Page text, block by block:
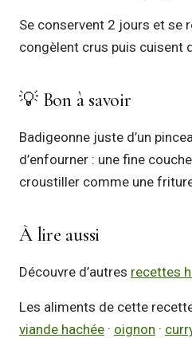
Se conservent 2 jours et se
congèlent crus puis cuisent
💡 Bon à savoir
Badigeonne juste d’un
d’enfourner : une fine
croustiller comme une
À lire aussi
Découvre d’autres recettes
Les aliments de cette
viande hachée · oignon ·